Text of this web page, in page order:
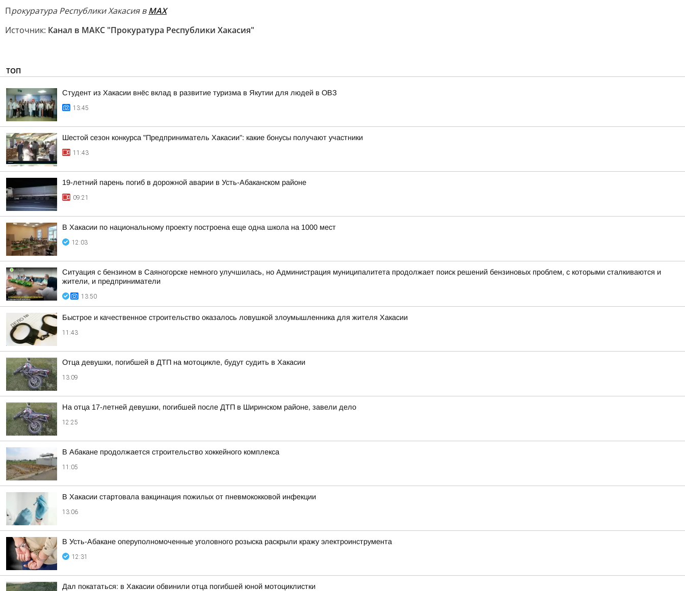
Прокуратура Республики Хакасия вМАХ
Источник: Канал в МАКС "Прокуратура Республики Хакасия"
ТОП
Студент из Хакасии внёс вклад в развитие туризма в Якутии для людей в ОВЗ
13:45
Шестой сезон конкурса "Предприниматель Хакасии": какие бонусы получают участники
11:43
19-летний парень погиб в дорожной аварии в Усть-Абаканском районе
09:21
В Хакасии по национальному проекту построена еще одна школа на 1000 мест
12:03
Ситуация с бензином в Саяногорске немного улучшилась, но Администрация муниципалитета продолжает поиск решений бензиновых проблем, с которыми сталкиваются и
жители, и предприниматели
13:50
Быстрое и качественное строительство оказалось ловушкой злоумышленника для жителя Хакасии
11:43
Отца девушки, погибшей в ДТП на мотоцикле, будут судить в Хакасии
13:09
На отца 17-летней девушки, погибшей после ДТП в Ширинском районе, завели дело
12:25
В Абакане продолжается строительство хоккейного комплекса
11:05
В Хакасии стартовала вакцинация пожилых от пневмококковой инфекции
13:06
В Усть-Абакане оперуполномоченные уголовного розыска раскрыли кражу электроинструмента
12:31
Дал покататься: в Хакасии обвинили отца погибшей юной мотоциклистки